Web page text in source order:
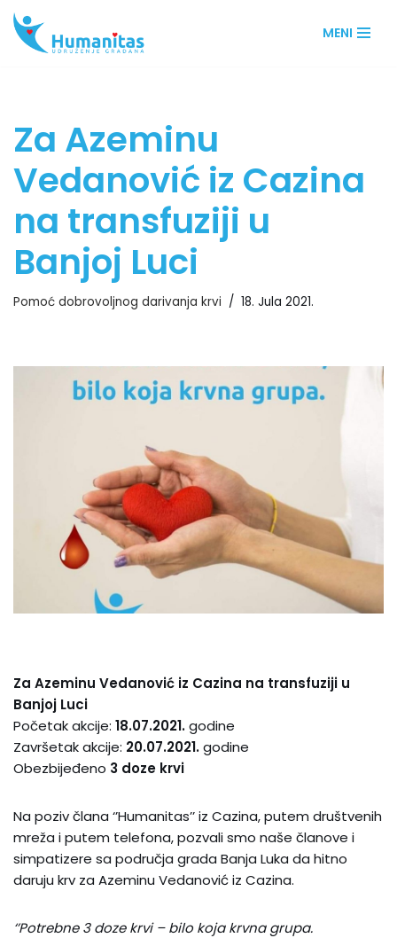
Skip
MENI
Za Azeminu
Vedanović iz Cazina
na transfuziji u
Banjoj Luci
Pomoć dobrovoljnog darivanja krvi 18. Jula 2021.
Za Azeminu Vedanović iz Cazina na transfuziji u
Banjoj Luci
Početak akcije: 18.07.2021.godine
Završetak akcije: 20.07.2021.godine
Obezbijeđeno 3 doze krvi
Na poziv člana ‘’Humanitas’’ iz Cazina, putem društvenih
mreža i putem telefona, pozvali smo naše članove i
simpatizere sa područja grada Banja Luka da hitno
daruju krv za Azeminu Vedanović iz Cazina.
‘’Potrebne 3 doze krvi – bilo koja krvna grupa.